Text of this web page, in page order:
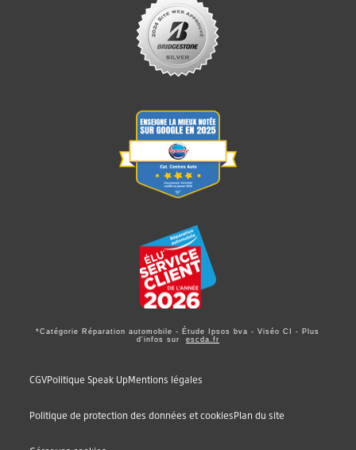
*Catégorie Réparation automobile - Étude Ipsos bva - Viséo CI - Plus
d'infos sur escda.fr
CGVPolitique Speak UpMentions légales
Politique de protection des données et cookiesPlan du site